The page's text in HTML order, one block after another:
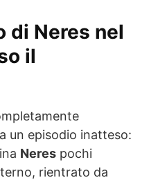
di Neres nel
il
un episodio inatteso:
Neres pochi
rientrato da